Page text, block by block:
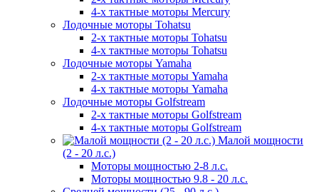
4-х тактные моторы Mercury
Лодочные моторы Tohatsu
2-х тактные моторы Tohatsu
4-х тактные моторы Tohatsu
Лодочные моторы Yamaha
2-х тактные моторы Yamaha
4-х тактные моторы Yamaha
Лодочные моторы Golfstream
2-х тактные моторы Golfstream
4-х тактные моторы Golfstream
Малой мощности
(2 - 20 л.с.)
Моторы мощностью 2-8 л.с.
Моторы мощностью 9.8 - 20 л.с.